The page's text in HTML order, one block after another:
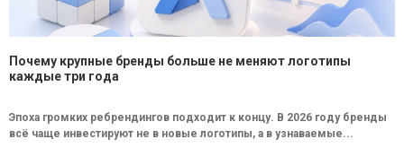
Почему крупные бренды больше не меняют логотипы
каждые три года
Эпоха громких ребрендингов подходит к концу. В 2026 году бренды
всё чаще инвестируют не в новые логотипы, а в узнаваемые...